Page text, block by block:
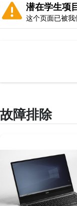
潜在学生项
这个页面已被我
故障排除